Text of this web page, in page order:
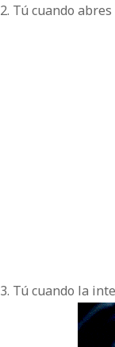
2. Tú cuando
3. Tú cuando la